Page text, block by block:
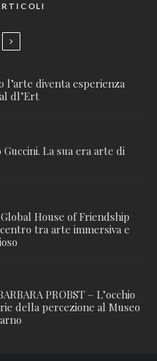
l’arte diventa esperienza
dl’Ert
Guccini. La sua era arte di
House of Friendship
tra arte immersiva e
PROBST – L’occhio
della percezione al Museo